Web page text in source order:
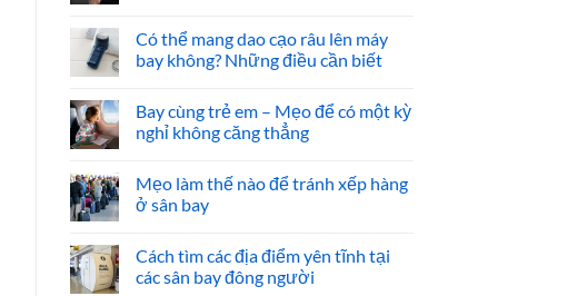
Có thể mang dao cạo râu lên máy
bay không? Những điều cần biết
Bay cùng trẻ em – Mẹo để có một kỳ
nghỉ không căng thẳng
Mẹo làm thế nào để tránh xếp hàng
ở sân bay
Cách tìm các địa điểm yên tĩnh tại
các sân bay đông người